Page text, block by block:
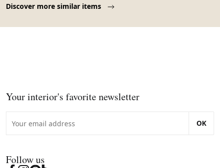
Discover more similar items
Your interior's favorite newsletter
OK
Follow us